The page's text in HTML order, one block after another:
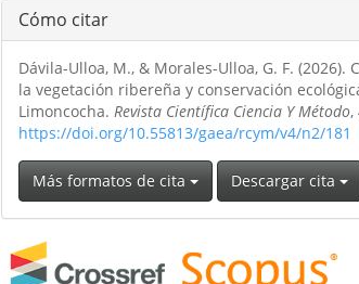
Cómo citar
Dávila-Ulloa, M., & Morales-Ulloa, G. F. (2026).
la vegetación ribereña y conservación
Limoncocha.Revista Científica Ciencia Y Método,
https://doi.org/10.55813/gaea/rcym/v4/n2/181
Más formatos de cita Descargar cita